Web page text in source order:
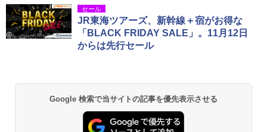
BUNDOK(バンドック)ソロ ドーム 1 EX BDK
-08EX カーキ ソロキャンプ ポリエステル フ
レーム テント
￥14,800
GRANDOOR ステンレス保冷剤 2個セット 2
コンパクト 保冷力長持ち
￥2,980
セール
JR東海ツアーズ、新幹線＋宿がお得な
「BLACK FRIDAY SALE」。11月12日
からは先行セール
Google 検索で当サイトの記事を優先表示させる